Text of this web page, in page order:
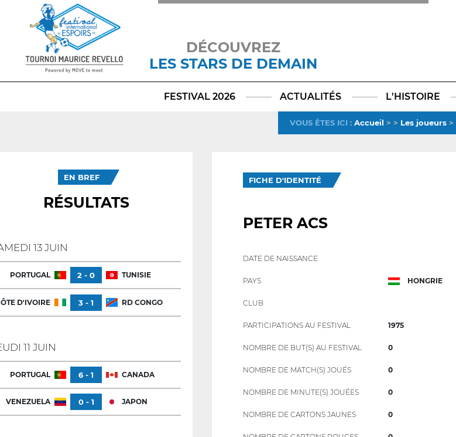
DÉCOUVREZ
LES STARS DE DEMAIN
TikTokLinkedIn
X
FESTIVAL 2026 ACTUALITÉS L'HISTOIRE
VOUS ÊTES ICI : Accueil > > Les joueurs >
EN BREF
RÉSULTATS
13 JUIN
PORTUGAL 2 - 0 TUNISIE
D'IVOIRE 3 - 1 RD CONGO
11 JUIN
PORTUGAL 6 - 1 CANADA
VENEZUELA 0 - 1 JAPON
FICHE D'IDENTITÉ
PETER ACS
DATE DE NAISSANCE
PAYS HONGRIE
CLUB
PARTICIPATIONS AU FESTIVAL 1975
NOMBRE DE BUT(S) AU FESTIVAL 0
NOMBRE DE MATCH(S) JOUÉS 0
NOMBRE DE MINUTE(S) JOUÉES 0
NOMBRE DE CARTONS JAUNES 0